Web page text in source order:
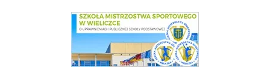
link do SMS Wieliczka